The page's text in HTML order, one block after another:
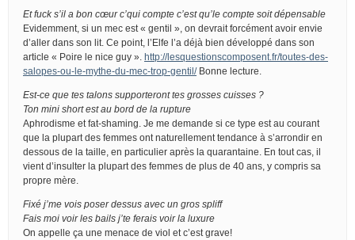
Et fuck s’il a bon cœur c’qui compte c’est qu’le compte soit dépensable
Evidemment, si un mec est « gentil », on devrait forcément avoir envie
d’aller dans son lit. Ce point, l’Elfe l’a déjà bien développé dans son
article « Poire le nice guy ». http://lesquestionscomposent.fr/toutes-des-
salopes-ou-le-mythe-du-mec-trop-gentil/Bonne lecture.
Est-ce que tes talons supporteront tes grosses cuisses ?
Ton mini short est au bord de la rupture
Aphrodisme et fat-shaming. Je me demande si ce type est au courant
que la plupart des femmes ont naturellement tendance à s’arrondir en
dessous de la taille, en particulier après la quarantaine. En tout cas, il
vient d’insulter la plupart des femmes de plus de 40 ans, y compris sa
propre mère.
Fixé j’me vois poser dessus avec un gros spliff
Fais moi voir les bails j’te ferais voir la luxure
On appelle ça une menace de viol et c’est grave!